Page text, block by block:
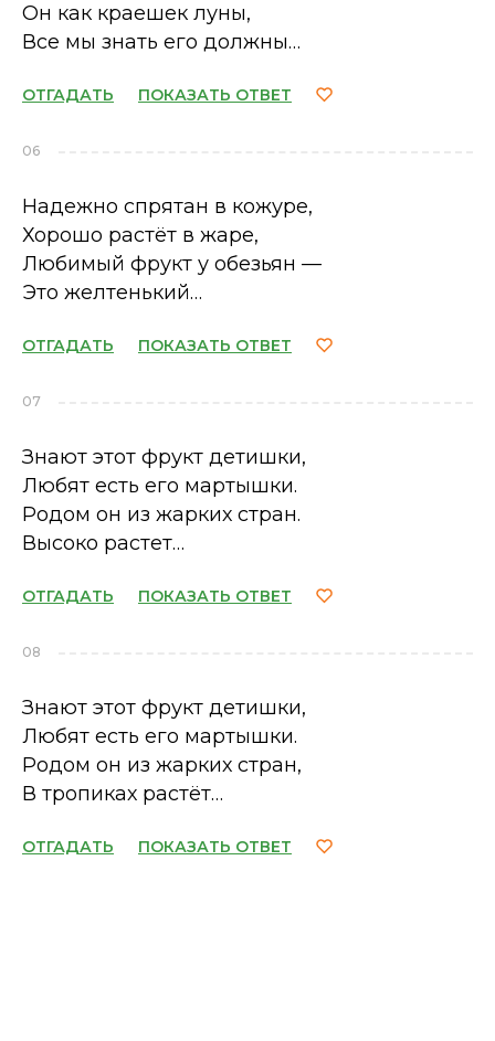
Он как краешек луны,
Все мы знать его должны…
ОТГАДАТЬ ПОКАЗАТЬ ОТВЕТ
06
Надежно спрятан в кожуре,
Хорошо растёт в жаре,
Любимый фрукт у обезьян —
Это желтенький…
ОТГАДАТЬ ПОКАЗАТЬ ОТВЕТ
07
Знают этот фрукт детишки,
Любят есть его мартышки.
Родом он из жарких стран.
Высоко растет…
ОТГАДАТЬ ПОКАЗАТЬ ОТВЕТ
08
Знают этот фрукт детишки,
Любят есть его мартышки.
Родом он из жарких стран,
В тропиках растёт…
ОТГАДАТЬ ПОКАЗАТЬ ОТВЕТ